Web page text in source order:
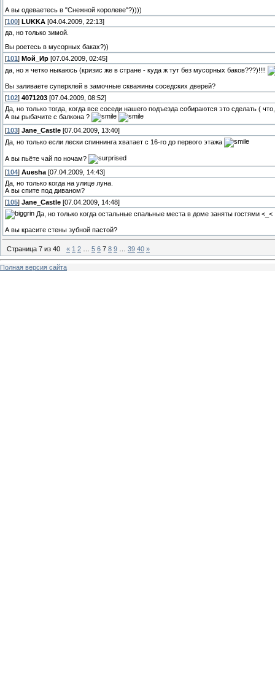
А вы одеваетесь в "Снежной королеве"?))))
[100] LUKKA [04.04.2009, 22:13]
да, но только зимой.
Вы роетесь в мусорных баках?))
[101] Мой_Ир [07.04.2009, 02:45]
да, но я четко ныкаюсь (кризис же в стране - куда ж тут без мусорных баков???)!!!!
Вы заливаете суперклей в замочные скважины соседских дверей?
[102] 4071203 [07.04.2009, 08:52]
Да, но только тогда, когда все соседи нашего подъезда собираются это сделать (
А вы рыбачите с балкона ?
[103] Jane_Castle [07.04.2009, 13:40]
Да, но только если лески спиннинга хватает с 16-го до первого этажа
А вы пьёте чай по ночам?
[104] Auesha [07.04.2009, 14:43]
Да, но только когда на улице луна.
А вы спите под диваном?
[105] Jane_Castle [07.04.2009, 14:48]
Да, но только когда остальные спальные места в доме заняты гостями <_<
А вы красите стены зубной пастой?
Страница 7 из 40 « 1 2 5 6 7 8 9 39 40 »
Полная версия сайта